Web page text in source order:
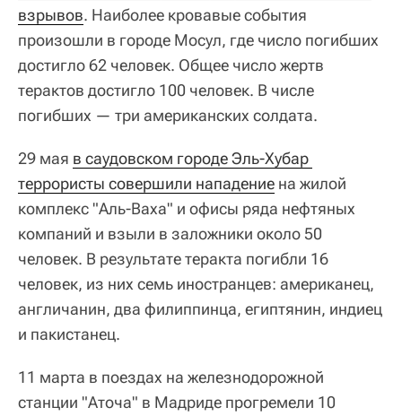
взрывов. Наиболее кровавые события
произошли в городе Мосул, где число погибших
достигло 62 человек. Общее число жертв
терактов достигло 100 человек. В числе
погибших — три американских солдата.
29 мая в саудовском городе Эль-Хубар
террористы совершили нападение на жилой
комплекс "Аль-Ваха" и офисы ряда нефтяных
компаний и взыли в заложники около 50
человек. В результате теракта погибли 16
человек, из них семь иностранцев: американец,
англичанин, два филиппинца, египтянин, индиец
и пакистанец.
11 марта в поездах на железнодорожной
станции "Аточа" в Мадриде прогремели 10